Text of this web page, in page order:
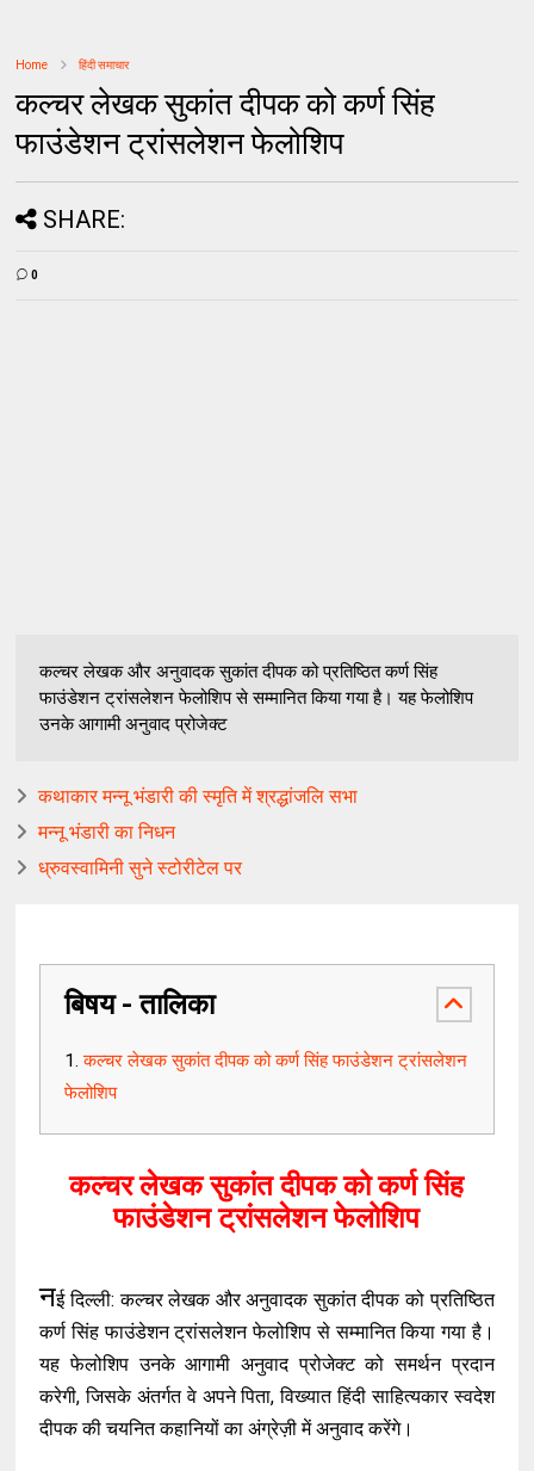
Home हिंदी समाचार
कल्चर लेखक सुकांत दीपक को कर्ण सिंह
फाउंडेशन ट्रांसलेशन फेलोशिप
SHARE:
0
कल्चर लेखक और अनुवादक सुकांत दीपक को प्रतिष्ठित कर्ण सिंह
फाउंडेशन ट्रांसलेशन फेलोशिप से सम्मानित किया गया है। यह फेलोशिप
उनके आगामी अनुवाद प्रोजेक्ट
कथाकार मन्नू भंडारी की स्मृति में श्रद्धांजलि सभा
मन्नू भंडारी का निधन
ध्रुवस्वामिनी सुने स्टोरीटेल पर
बिषय - तालिका
कल्चर लेखक सुकांत दीपक को कर्ण सिंह फाउंडेशन ट्रांसलेशन
फेलोशिप
कल्चर लेखक सुकांत दीपक को कर्ण सिंह
फाउंडेशन ट्रांसलेशन फेलोशिप
नई दिल्ली: कल्चर लेखक और अनुवादक सुकांत दीपक को प्रतिष्ठित
कर्ण सिंह फाउंडेशन ट्रांसलेशन फेलोशिप से सम्मानित किया गया है।
यह फेलोशिप उनके आगामी अनुवाद प्रोजेक्ट को समर्थन प्रदान
करेगी, जिसके अंतर्गत वे अपने पिता, विख्यात हिंदी साहित्यकार स्वदेश
दीपक की चयनित कहानियों का अंग्रेज़ी में अनुवाद करेंगे।